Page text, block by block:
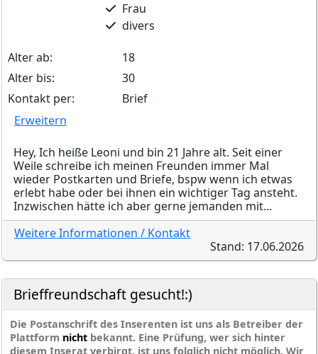
Frau
divers
Alter ab:
18
Alter bis:
30
Kontakt per:
Brief
Erweitern
Hey, Ich heiße Leoni und bin 21 Jahre alt. Seit einer
Weile schreibe ich meinen Freunden immer Mal
wieder Postkarten und Briefe, bspw wenn ich etwas
erlebt habe oder bei ihnen ein wichtiger Tag ansteht.
Inzwischen hätte ich aber gerne jemanden mit...
Weitere Informationen / Kontakt
Stand: 17.06.2026
Brieffreundschaft gesucht!:)
Die Postanschrift des Inserenten ist uns als Betreiber der
Plattform nicht bekannt. Eine Prüfung, wer sich hinter
diesem Inserat verbirgt, ist uns folglich nicht möglich. Wir